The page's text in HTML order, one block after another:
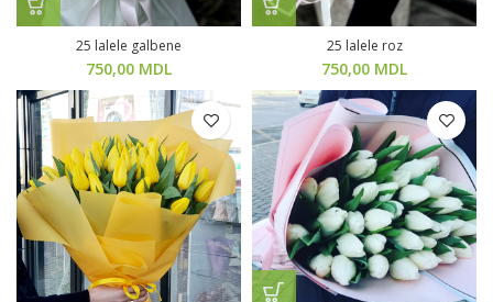
25 lalele galbene
750,00 MDL
25 lalele roz
750,00 MDL